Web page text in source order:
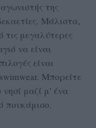
της
Μάλιστα,
τις μεγαλύτερες
να είναι
είναι
Μπορείτε
μαζί μ' ένα
πουκάμισο.